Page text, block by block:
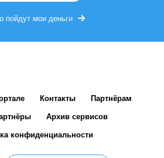
пойдут мои деньги
Контакты Партнёрам
Архив сервисов
конфиденциальности